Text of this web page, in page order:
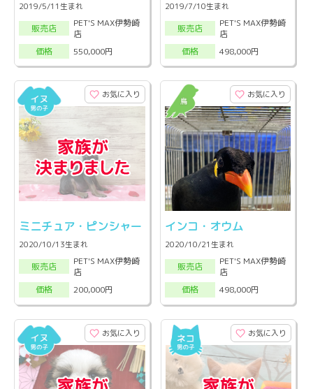
2019/5/11生まれ
販売店
PET'S MAX伊勢崎
店
価格
550,000円
2019/7/10生まれ
販売店
PET'S MAX伊勢崎
店
価格
498,000円
お気に入り
ミニチュア・ピンシャー
2020/10/13生まれ
販売店
PET'S MAX伊勢崎
店
価格
200,000円
お気に入り
インコ・オウム
2020/10/21生まれ
販売店
PET'S MAX伊勢崎
店
価格
498,000円
お気に入り お気に入り